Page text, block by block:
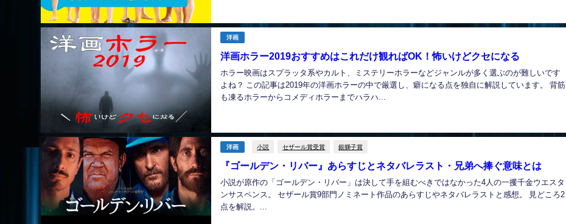
洋画
洋画ホラー2019おすすめはこれだけ観ればOK！怖いけどクセになる
ホラー映画はスプラッタ系やカルト、ミステリーホラーなどジャンルが多く選ぶのが難しいです
よね？ この記事は2019年の洋画ホラーの中で厳選し、癖になる点を独自に解説しています。 背筋
も凍るホラーからコメディホラーまでハラハ...
洋画 小説 セザール賞受賞 銀獅子賞
『ゴールデン・リバー』あらすじとネタバレラスト・兄弟へ捧ぐ意味とは
小説が原作の「ゴールデン・リバー」は決して手を組むべきではなかった4人の一攫千金ウエスタ
ンサスペンス。 セザール賞9部門ノミネート作品のあらすじやネタバレラストと感想。 見どころ2
点を解説。...